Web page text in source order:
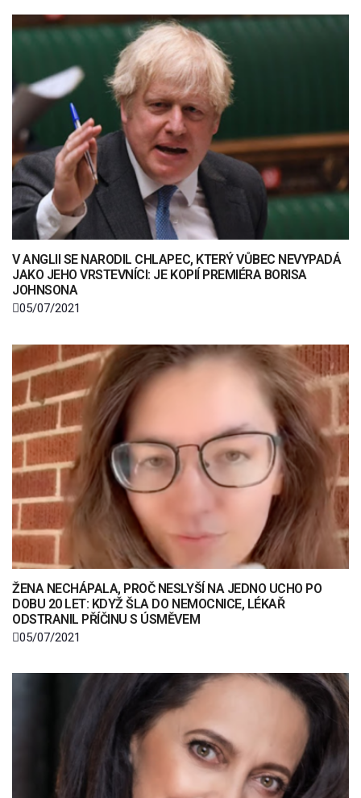
V ANGLII SE NARODIL CHLAPEC, KTERÝ VŮBEC NEVYPADÁ
JAKO JEHO VRSTEVNÍCI: JE KOPIÍ PREMIÉRA BORISA
JOHNSONA
05/07/2021
ŽENA NECHÁPALA, PROČ NESLYŠÍ NA JEDNO UCHO PO
DOBU 20 LET: KDYŽ ŠLA DO NEMOCNICE, LÉKAŘ
ODSTRANIL PŘÍČINU S ÚSMĚVEM
05/07/2021